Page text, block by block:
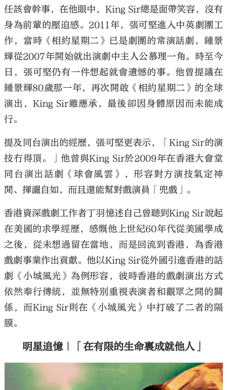
任該會幹事，在他眼中，King Sir總是面帶笑容，沒有
身為前輩的壓迫感。2011年，張可堅進入中英劇團工
作，當時《相約星期二》已是劇團的常演話劇，鍾景
輝從2007年開始就出演劇中主人公慕理一角。時至今
日，張可堅仍有一件想起就會遺憾的事。他曾提議在
鍾景輝80歲那一年，再次開啟《相約星期二》的全球
演出，King Sir雖應承，最後卻因身體原因而未能成
行。
提及同台演出的經歷，張可堅更表示，「King Sir的演
技冇得頂。」他曾與King Sir於2009年在香港大會堂
同台演出話劇《球會風雲》，形容對方演技氣定神
閒、揮灑自如，而且還能幫對戲演員「兜戲」。
香港資深戲劇工作者丁羽憶述自己曾聽到King Sir說起
在美國的求學經歷，感慨他上世紀60年代從美國學成
之後，從未想過留在當地，而是回流到香港，為香港
戲劇事業作出貢獻。他以King Sir從外國引進香港的話
劇《小城風光》為例形容，彼時香港的戲劇演出方式
依然奉行傳統，並無特別重視表演者和觀眾之間的關
係，而King Sir則在《小城風光》中打破了二者的隔
膜。
明星追憶｜「在有限的生命裏成就他人」